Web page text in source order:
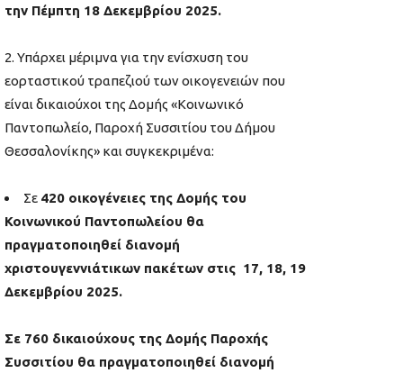
την Πέμπτη 18 Δεκεμβρίου 2025.
Υπάρχει μέριμνα για την ενίσχυση του
εορταστικού τραπεζιού των οικογενειών που
είναι δικαιούχοι της Δομής «Κοινωνικό
Παντοπωλείο, Παροχή Συσσιτίου του Δήμου
Θεσσαλονίκης» και συγκεκριμένα:
Σε 420 οικογένειες της Δομής του
Κοινωνικού Παντοπωλείου θα
πραγματοποιηθεί διανομή
χριστουγεννιάτικων πακέτων στις 17, 18, 19
Δεκεμβρίου 2025.
Σε 760 δικαιούχους της Δομής Παροχής
Συσσιτίου θα πραγματοποιηθεί διανομή